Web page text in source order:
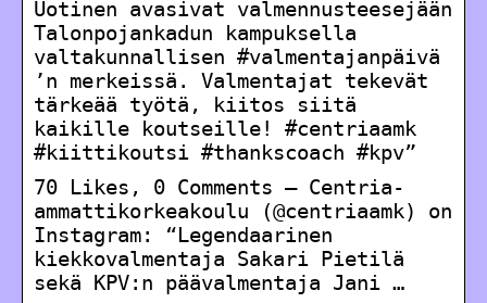
Uotinen avasivat valmennusteesejään
Talonpojankadun kampuksella
valtakunnallisen #valmentajanpäivä
’n merkeissä. Valmentajat tekevät
tärkeää työtä, kiitos siitä
kaikille koutseille! #centriaamk
#kiittikoutsi #thankscoach #kpv”
70 Likes, 0 Comments – Centria-
ammattikorkeakoulu (@centriaamk) on
Instagram: “Legendaarinen
kiekkovalmentaja Sakari Pietilä
sekä KPV:n päävalmentaja Jani …